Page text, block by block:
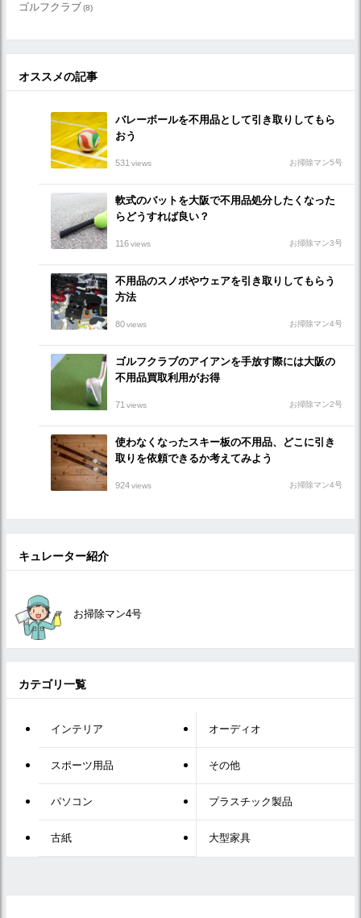
ゴルフクラブ(8)
オススメの記事
バレーボールを不用品として引き取りしてもら
おう
531 views お掃除マン5号
軟式のバットを大阪で不用品処分したくなった
らどうすれば良い？
116views お掃除マン3号
不用品のスノボやウェアを引き取りしてもらう
方法
80views お掃除マン4号
ゴルフクラブのアイアンを手放す際には大阪の
不用品買取利用がお得
71 views お掃除マン2号
使わなくなったスキー板の不用品、どこに引き
取りを依頼できるか考えてみよう
924views お掃除マン4号
キュレーター紹介
お掃除マン4号
カテゴリ一覧
インテリア オーディオ
スポーツ用品 その他
パソコン プラスチック製品
古紙 大型家具